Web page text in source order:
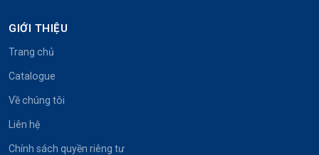
GIỚI THIỆU
Trang chủ
Catalogue
Về chúng tôi
Liên hệ
Chính sách quyền riêng tư